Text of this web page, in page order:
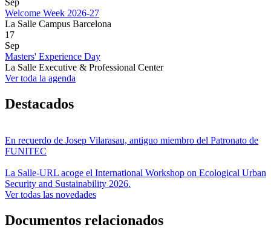
Welcome Week 2026-27
La Salle Campus Barcelona
17
Sep
Masters' Experience Day
La Salle Executive & Professional Center
Ver toda la agenda
Destacados
En recuerdo de Josep Vilarasau, antiguo miembro del Patronato de
FUNITEC
La Salle-URL acoge el International Workshop on Ecological Urban
Security and Sustainability 2026.
Ver todas las novedades
Documentos relacionados